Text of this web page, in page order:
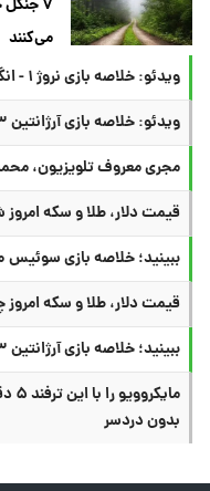
۷
می‌کنند
ویدئو: خلاصه بازی نروژ ۱ - انگلیس ۲
ویدئو: خلاصه بازی آرژانتین ۳ - سوئیس ۱
مجری معروف تلویزیون،
قیمت دلار، طلا و سکه امروز شنبه
ببینید؛ خلاصه بازی سوئیس ۰ (۴) - کلمبیا ۰ (۳) در جام جهانی
قیمت دلار، طلا و سکه امروز چهارشنبه
ببینید؛ خلاصه بازی آرژانتین ۳ - مصر ۲ در جام جهانی
بدون دردسر